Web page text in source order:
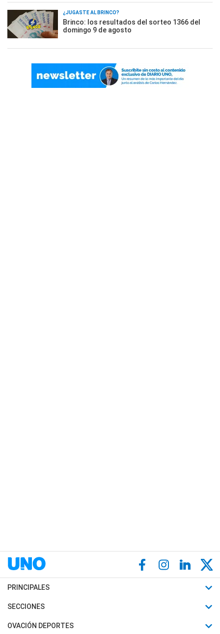
¿JUGASTE AL BRINCO?
Brinco: los resultados del sorteo 1366 del
domingo 9 de agosto
PRINCIPALES
Últimas Noticias
Política
SECCIONES
Horóscopo
OVACIÓN DEPORTES